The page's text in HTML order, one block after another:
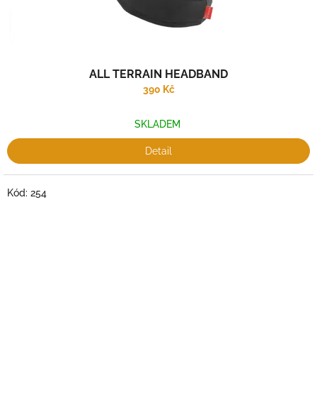
ALL TERRAIN HEADBAND
390 Kč
SKLADEM
Detail
Kód: 254